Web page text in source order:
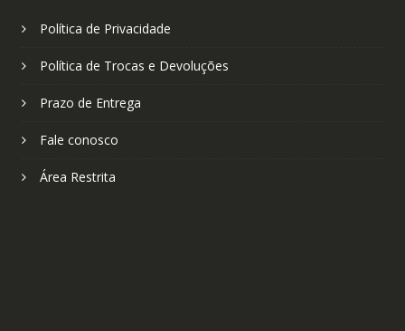
Política de Privacidade
Política de Trocas e Devoluções
Prazo de Entrega
Fale conosco
Área Restrita